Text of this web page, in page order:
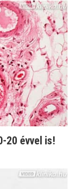
20 évvel is!